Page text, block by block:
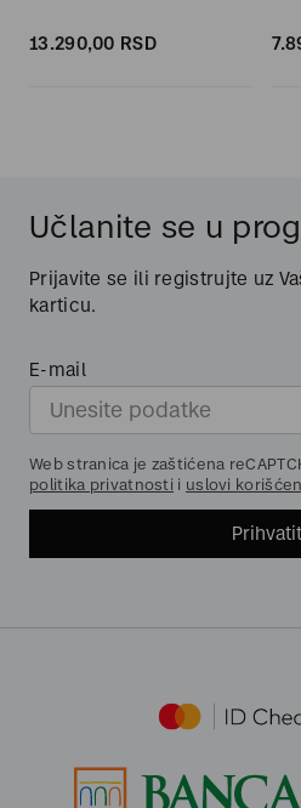
13.290,00 RSD
Učlanite se u
Prijavite se ili registrujte uz
karticu.
E-mail
Web stranica je zaštićena
politika privatnosti i uslovi